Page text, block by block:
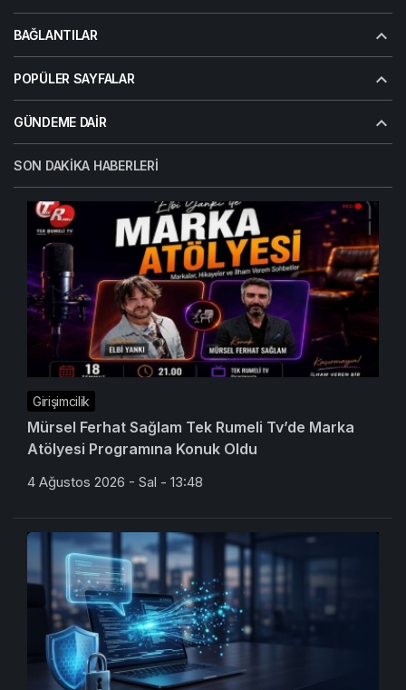
BAĞLANTILAR
POPÜLER SAYFALAR
GÜNDEME DAIR
SON DAKIKA HABERLERI
Girişimcilik
Mürsel Ferhat Sağlam Tek Rumeli Tv’de Marka
Atölyesi Programına Konuk Oldu
4 Ağustos 2026 - Sal - 13:48